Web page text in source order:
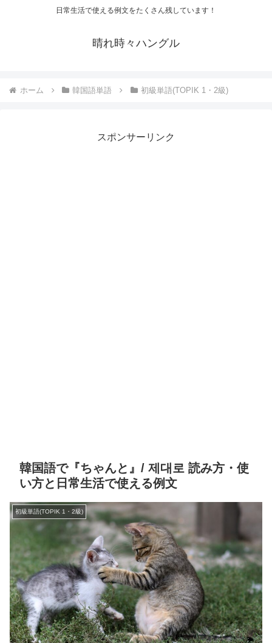
日常生活で使える例文をたくさん残しています！
晴れ時々ハングル
ホーム 韓国語単語 初級単語(TOPIK 1・2級)
スポンサーリンク
韓国語で『ちゃんと』/ 제대로 読み方・使
い方と日常生活で使える例文
初級単語(TOPIK 1・2級)